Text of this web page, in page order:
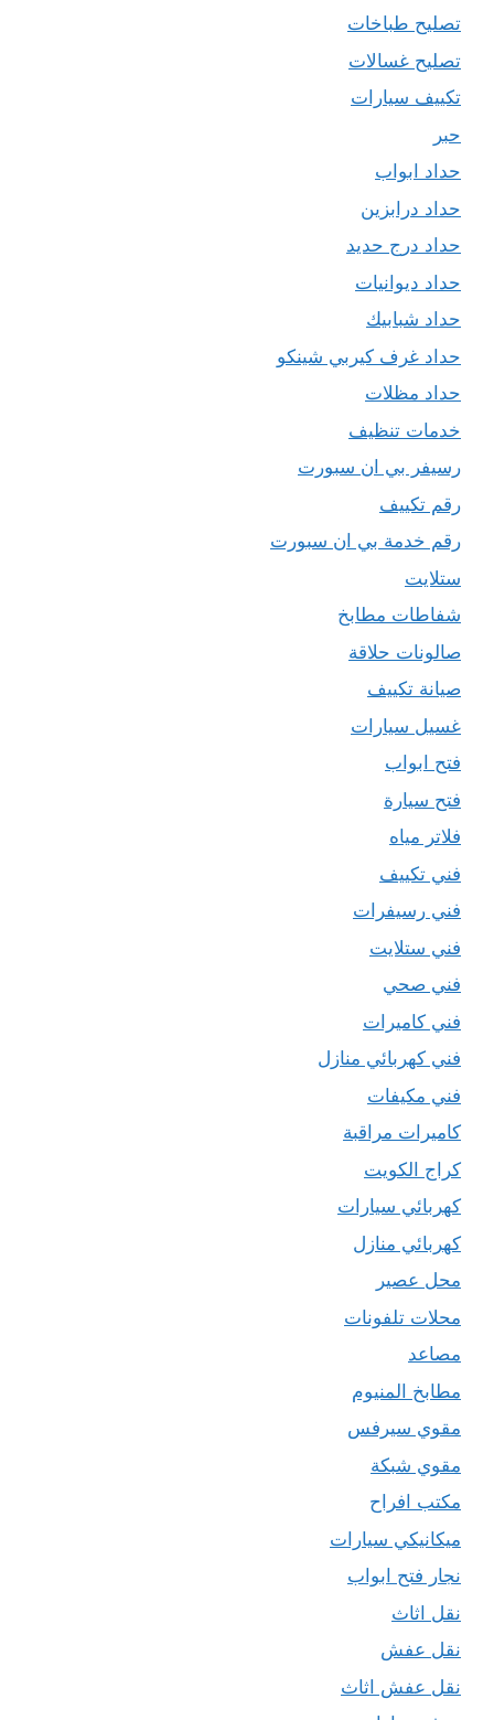
تصليح طباخات
تصليح غسالات
تكييف سيارات
حبر
حداد ابواب
حداد درابزين
حداد درج حديد
حداد ديوانيات
حداد شبابيك
حداد غرف كيربي شينكو
حداد مظلات
خدمات تنظيف
رسيفر بي ان سبورت
رقم تكييف
رقم خدمة بي ان سبورت
ستلايت
شفاطات مطابخ
صالونات حلاقة
صيانة تكييف
غسيل سيارات
فتح ابواب
فتح سيارة
فلاتر مياه
فني تكييف
فني رسيفرات
فني ستلايت
فني صحي
فني كاميرات
فني كهربائي منازل
فني مكيفات
كاميرات مراقبة
كراج الكويت
كهربائي سيارات
كهربائي منازل
محل عصير
محلات تلفونات
مصاعد
مطابخ المنيوم
مقوي سيرفس
مقوي شبكة
مكتب افراح
ميكانيكي سيارات
نجار فتح ابواب
نقل اثاث
نقل عفش
نقل عفش اثاث